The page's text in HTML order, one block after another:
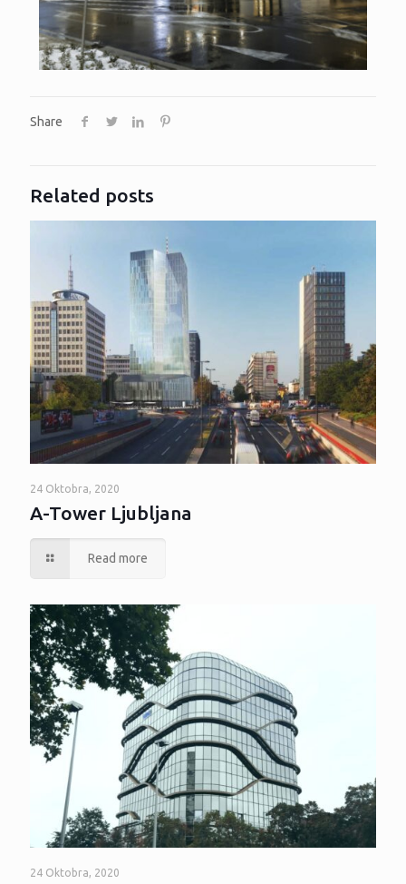
Share
Related posts
24 Oktobra, 2020
A-Tower Ljubljana
Read more
24 Oktobra, 2020